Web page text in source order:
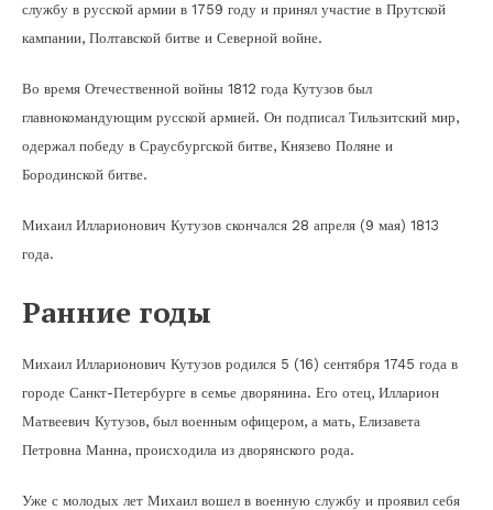
службу в русской армии в 1759 году и принял участие в Прутской
кампании, Полтавской битве и Северной войне.
Во время Отечественной войны 1812 года Кутузов был
главнокомандующим русской армией. Он подписал Тильзитский мир,
одержал победу в Сраусбургской битве, Князево Поляне и
Бородинской битве.
Михаил Илларионович Кутузов скончался 28 апреля (9 мая) 1813
года.
Ранние годы
Михаил Илларионович Кутузов родился 5 (16) сентября 1745 года в
городе Санкт-Петербурге в семье дворянина. Его отец, Илларион
Матвеевич Кутузов, был военным офицером, а мать, Елизавета
Петровна Манна, происходила из дворянского рода.
Уже с молодых лет Михаил вошел в военную службу и проявил себя